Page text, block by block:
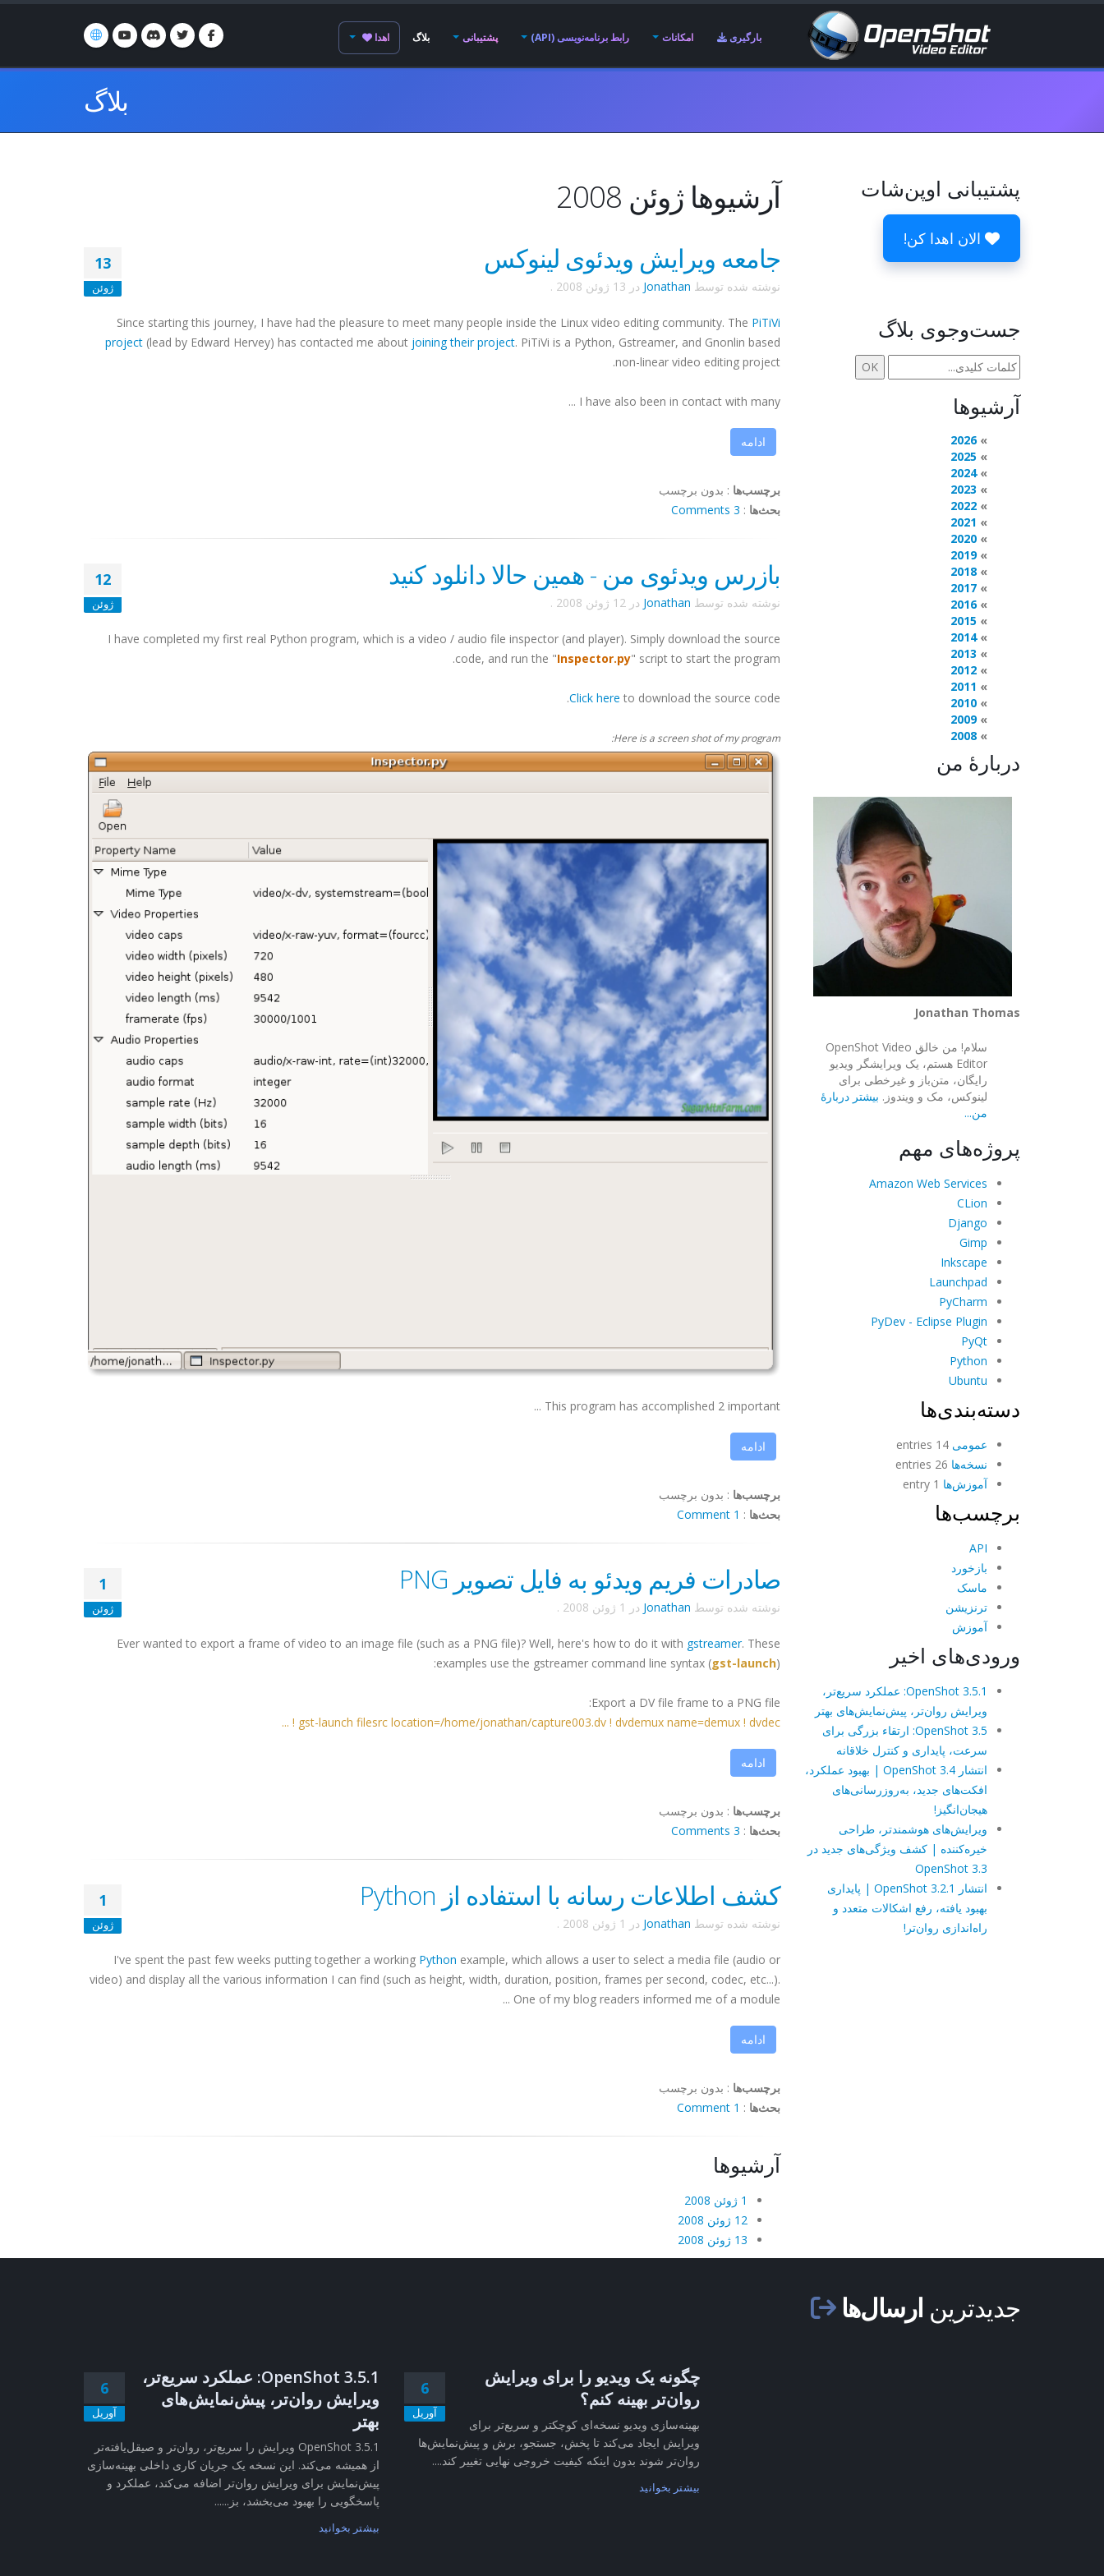
بارگیری امکانات رابط برنامه‌نویسی (API) پشتیبانی بلاگ اهدا
بلاگ
آرشیوها ژوئن 2008
13
ژوئن
جامعه ویرایش ویدئوی لینوکس
نوشته شده توسط Jonathan در 13 ژوئن 2008 .
Since starting this journey, I have had the pleasure to meet many people inside the Linux video editing community. The PiTiVi
project(lead by Edward Hervey) has contacted me about joining their project. PiTiVi is a Python, Gstreamer, and Gnonlin based
non-linear video editing project.
I have also been in contact with many ...
ادامه
برچسب‌ها : بدون برچسب
بحث‌ها :
3 Comments
12
ژوئن
بازرس ویدئوی من - همین حالا دانلود کنید
نوشته شده توسط Jonathan در12 ژوئن 2008 .
I have completed my first real Python program, which is a video / audio file inspector (and player). Simply download the source
code, and run the "Inspector.py" script to start the program.
Click here to download the source code.
Here is a screen shot of my program:
This program has accomplished 2 important ...
ادامه
برچسب‌ها : بدون برچسب
بحث‌ها :
1 Comment
1
ژوئن
صادرات فریم ویدئو به فایل تصویر PNG
نوشته شده توسط Jonathan در 1 ژوئن 2008 .
Ever wanted to export a frame of video to an image file (such as a PNG file)? Well, here's how to do it with gstreamer. These
examples use the gstreamer command line syntax (gst-launch):
Export a DV file frame to a PNG file:
gst-launch filesrc location=/home/jonathan/capture003.dv ! dvdemux name=demux ! dvdec ! ...
ادامه
برچسب‌ها : بدون برچسب
بحث‌ها :
3 Comments
1
ژوئن
کشف اطلاعات رسانه با استفاده از Python
نوشته شده توسط Jonathan در 1 ژوئن 2008 .
I've spent the past few weeks putting together a working Python example, which allows a user to select a media file (audio or
video) and display all the various information I can find (such as height, width, duration, position, frames per second, codec, etc...).
One of my blog readers informed me of a module ...
ادامه
برچسب‌ها : بدون برچسب
بحث‌ها :
1 Comment
آرشیوها
1 ژوئن 2008
12 ژوئن 2008
13 ژوئن 2008
پشتیبانی اوپن‌شات
الان اهدا کن!
جست‌وجوی بلاگ
آرشیوها
2026
2025
2024
2023
2022
2021
2020
2019
2018
2017
2016
2015
2014
2013
2012
2011
2010
2009
2008
دربارهٔ من
Jonathan Thomas
سلام! من خالق OpenShot Video
Editor هستم، یک ویرایشگر ویدیو
رایگان، متن‌باز و غیرخطی برای
لینوکس، مک و ویندوز. بیشتر دربارهٔ
من...
پروژه‌های مهم
Amazon Web Services
CLion
Django
Gimp
Inkscape
Launchpad
PyCharm
PyDev - Eclipse Plugin
PyQt
Python
Ubuntu
دسته‌بندی‌ها
عمومی
نسخه‌ها
آموزش‌ها
برچسب‌ها
API
بازخورد
ماسک
ترنزیشن
آموزش
ورودی‌های اخیر
OpenShot 3.5.1: عملکرد سریع‌تر،
ویرایش روان‌تر، پیش‌نمایش‌های بهتر
OpenShot 3.5: ارتقاء بزرگی برای
سرعت، پایداری و کنترل خلاقانه
انتشار OpenShot 3.4 | بهبود عملکرد،
افکت‌های جدید، به‌روزرسانی‌های
هیجان‌انگیز!
ویرایش‌های هوشمندتر، طراحی
خیره‌کننده | کشف ویژگی‌های جدید در
OpenShot 3.3
انتشار OpenShot 3.2.1 | پایداری
بهبود یافته، رفع اشکالات متعدد و
راه‌اندازی روان‌تر!
جدیدترین ارسال‌ها
6
آوریل
OpenShot 3.5.1: عملکرد سریع‌تر،
ویرایش روان‌تر، پیش‌نمایش‌های
بهتر
OpenShot 3.5.1 ویرایش را سریع‌تر، روان‌تر و صیقل‌یافته‌تر
از همیشه می‌کند. این نسخه یک جریان کاری داخلی بهینه‌سازی
پیش‌نمایش برای ویرایش روان‌تر اضافه می‌کند، عملکرد و
پاسخگویی را بهبود می‌بخشد، بز......
بیشتر بخوانید
6
آوریل
چگونه یک ویدیو را برای ویرایش
روان‌تر بهینه کنم؟
بهینه‌سازی ویدیو نسخه‌ای کوچکتر و سریع‌تر برای
ویرایش ایجاد می‌کند تا پخش، جستجو، برش و پیش‌نمایش‌ها
روان‌تر شوند بدون اینکه کیفیت خروجی نهایی تغییر کند....
بیشتر بخوانید